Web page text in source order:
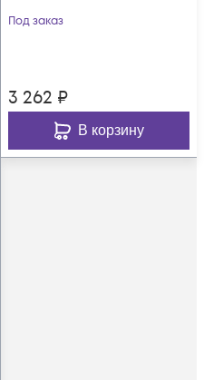
Под заказ
3 262 ₽
В корзину